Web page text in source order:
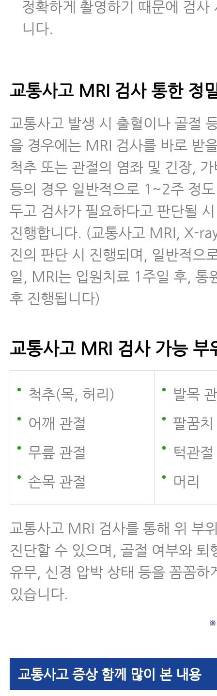
정확하게 촬영하기 때문에 검사
니다.
교통사고 MRI 검사 통한 정
교통사고 발생 시 출혈이나 골절
을 경우에는 MRI 검사를 바로 받
척추 또는 관절의 염좌 및 긴장,
등의 경우 일반적으로 1~2주 정
두고 검사가 필요하다고 판단될
진행합니다. (교통사고 MRI, X-
진의 판단 시 진행되며, 일반적으
일, MRI는 입원치료 1주일 후, 통
후 진행됩니다)
교통사고 MRI 검사 가능 부
척추(목, 허리)
어깨 관절
무릎 관절
손목 관절
발목
팔꿈치
턱관절
머리
교통사고 MRI 검사를 통해 위 부
진단할 수 있으며, 골절 여부와 퇴
유무, 신경 압박 상태 등을 꼼꼼하
있습니다.
※
교통사고 증상 함께 많이 본 내용